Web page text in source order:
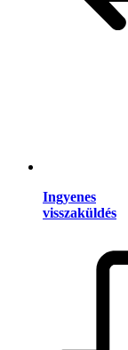
Ingyenes
visszaküldés